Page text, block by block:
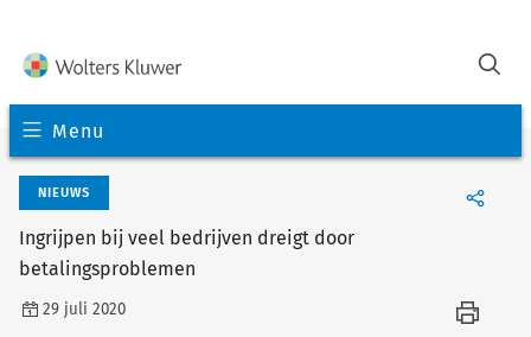
Menu
NIEUWS
Ingrijpen bij veel bedrijven dreigt door
betalingsproblemen
29 juli 2020